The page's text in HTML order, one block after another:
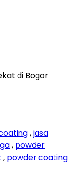
di Bogor
,jasa
, powder
, powder coating